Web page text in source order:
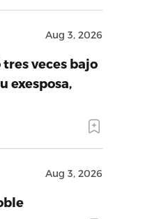
Aug 3, 2026
tres veces bajo
exesposa,
Aug 3, 2026